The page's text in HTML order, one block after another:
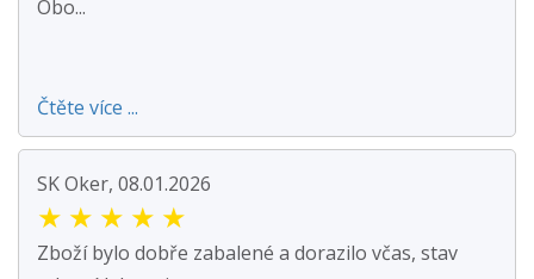
Obo...
Čtěte více ...
SK Oker, 08.01.2026
★ ★ ★ ★ ★
Zboží bylo dobře zabalené a dorazilo včas, stav